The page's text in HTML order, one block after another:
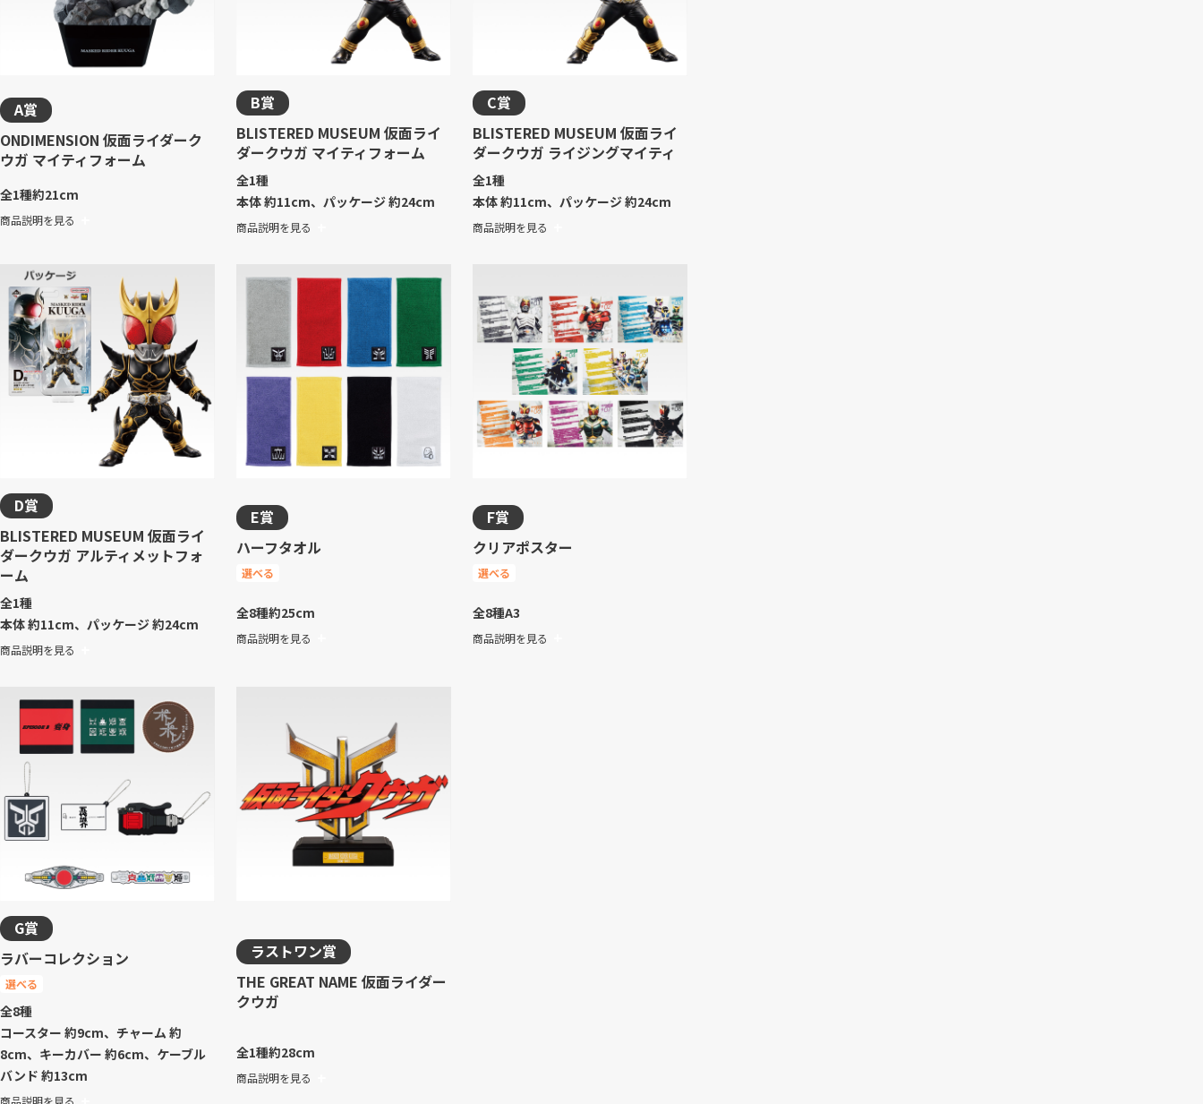
A賞
ONDIMENSION 仮面ライダーク
ウガ マイティフォーム
全1種約21cm
商品説明を見る
B賞
BLISTERED MUSEUM 仮面ライ
ダークウガ マイティフォーム
全1種
本体 約11cm、パッケージ 約24cm
商品説明を見る
C賞
BLISTERED MUSEUM 仮面ライ
ダークウガ ライジングマイティ
全1種
本体 約11cm、パッケージ 約24cm
商品説明を見る
D賞
BLISTERED MUSEUM 仮面ライ
ダークウガ アルティメットフォ
ーム
全1種
本体 約11cm、パッケージ 約24cm
商品説明を見る
E賞
ハーフタオル
選べる
全8種約25cm
商品説明を見る
F賞
クリアポスター
選べる
全8種A3
商品説明を見る
G賞
ラバーコレクション
選べる
全8種
コースター 約9cm、チャーム 約
8cm、キーカバー 約6cm、ケーブル
バンド 約13cm
商品説明を見る
ラストワン賞
THE GREAT NAME 仮面ライダー
クウガ
全1種約28cm
商品説明を見る